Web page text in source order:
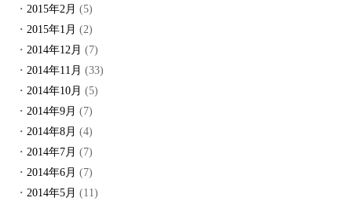
2015年2月 (5)
2015年1月 (2)
2014年12月 (7)
2014年11月 (33)
2014年10月 (5)
2014年9月 (7)
2014年8月 (4)
2014年7月 (7)
2014年6月 (7)
2014年5月 (11)